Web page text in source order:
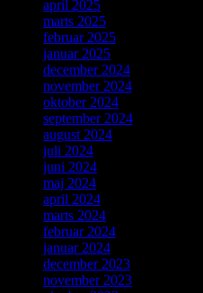
april 2025
marts 2025
februar 2025
januar 2025
december 2024
november 2024
oktober 2024
september 2024
august 2024
juli 2024
juni 2024
maj 2024
april 2024
marts 2024
februar 2024
januar 2024
december 2023
november 2023